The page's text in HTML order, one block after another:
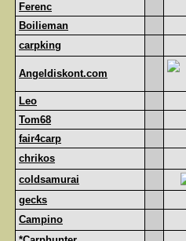
Ferenc
Boilieman
carpking
Angeldiskont.com
Leo
Tom68
fair4carp
chrikos
coldsamurai
gecks
Campino